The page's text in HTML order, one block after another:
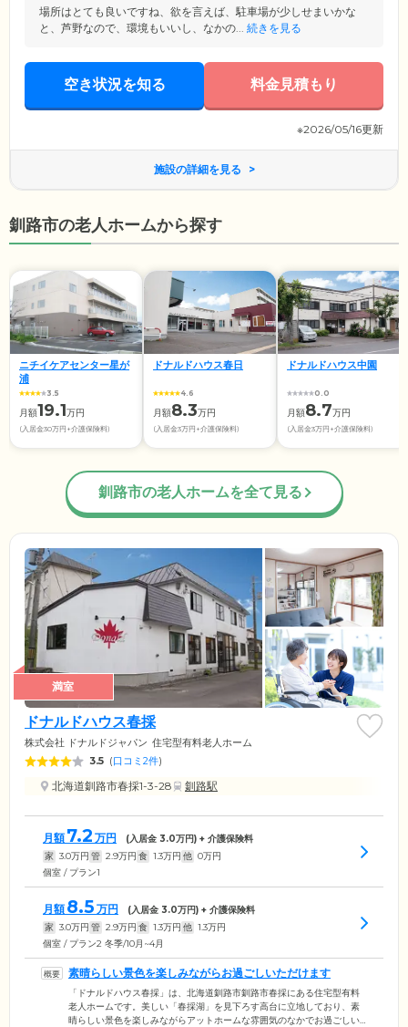
場所はとても良いですね、欲を言えば、駐車場が少しせまいかな
と、芦野なので、環境もいいし、なかの... 続きを見る
空き状況を知る 料金見積もり
※2026/05/16更新
施設の詳細を見る
釧路市の老人ホームから探す
ニチイケアセンター星が
浦
3.5
月額19.1万円
(入居金30万円+介護保険料)
ドナルドハウス春日
4.6
月額8.3万円
(入居金3万円+介護保険料)
ドナルドハウス中園
0.0
月額8.7万円
(入居金3万円+介護保険料)
釧路市の老人ホームを全て見る
満室
ドナルドハウス春採
株式会社 ドナルドジャパン 住宅型有料老人ホーム
3.5 (口コミ2件)
北海道釧路市春採1-3-28 釧路駅
月額 7.2 万円 (入居金 3.0万円) + 介護保険料
家 3.0万円 管 2.9万円 食 1.3万円 他 0万円
個室 / プラン1
月額 8.5 万円 (入居金 3.0万円) + 介護保険料
家 3.0万円 管 2.9万円 食 1.3万円 他 1.3万円
個室 / プラン2 冬季/10月~4月
素晴らしい景色を楽しみながらお過ごしいただけます
「ドナルドハウス春採」は、北海道釧路市釧路市春採にある住宅型有料
老人ホームです。美しい「春採湖」を見下ろす高台に立地しており、素
晴らしい景色を楽しみながらアットホームな雰囲気のなかでお過ごしい